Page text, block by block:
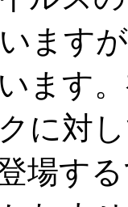
ます
ます
に対
場す